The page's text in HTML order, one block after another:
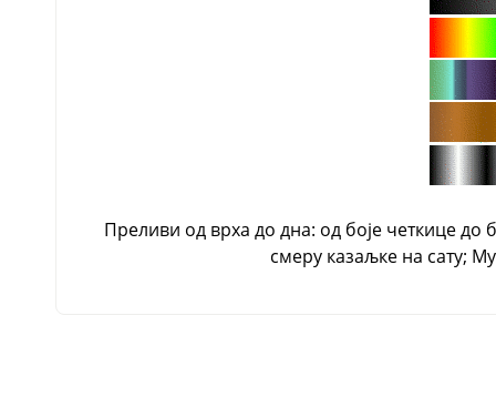
Преливи од врха до дна: од боје четкице до
смеру казаљке на сату;